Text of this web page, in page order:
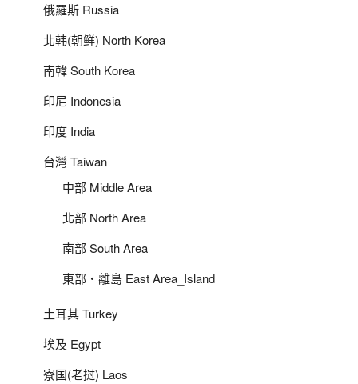
俄羅斯 Russia
北韩(朝鲜) North Korea
南韓 South Korea
印尼 Indonesia
印度 India
台灣 Taiwan
中部 Middle Area
北部 North Area
南部 South Area
東部‧離島 East Area_Island
土耳其 Turkey
埃及 Egypt
寮国(老挝) Laos